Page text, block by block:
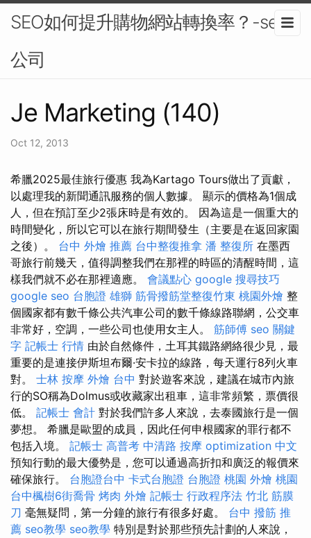
SEO如何提升購物網站轉換率？-seo
公司
Je Marketing (140)
Oct 12, 2013
希臘2025最佳旅行優惠 我為Kartago Tours做出了貢獻，
以處理我的新聞通訊服務的個人數據。 顯示的價格為1個成
人，但在預訂至少2張床時是有效的。 因為這是一個重大的
時間變化，所以它可以在旅行期間發生（主要是在返回家園
之後）。 台中 外燴 推薦 台中整復推拿 潘 整復所 在墨西
哥旅行前幾天，值得調整我們在那裡的時區的清醒時間，這
樣我們就不必在那裡適應。 會議點心 google 搜尋技巧
google seo 台胞證 雄獅 筋骨撥筋堂整復竹東 桃園外燴 整
個國家都有數千條公共汽車公司的數千條線路聯網，公交車
非常好，空調，一些公司也使用女主人。 筋師傅 seo 關鍵
字 記帳士 行情 由於自然條件，土耳其鐵路網絡很少見，最
重要的是連接伊斯坦布爾·安卡拉的線路，每天運行8列火車
對。 士林 按摩 外燴 台中 對於遊客來說，建議在城市內旅
行的SO稱為Dolmus或收藏家出租車，這非常頻繁，票價很
低。 記帳士 會計 對於我們許多人來說，去泰國旅行是一個
夢想。 希臘是歐盟的成員，因此任何申根國家的罪行都不
包括入境。 記帳士 高普考 中清路 按摩 optimization 中文
預知行動的最大優勢是，您可以通過高折扣和廣泛的報價來
確保旅行。 台胞證台中 卡式台胞證 台胞證 桃園 外燴 桃園
台中楓樹6街喬骨 烤肉 外燴 記帳士 行政程序法 竹北 筋膜
刀 毫無疑問，第一分鐘的旅行有很多好處。 台中 撥筋 推
薦 seo教學 seo教學 特別是對於那些預先計劃的人來說，